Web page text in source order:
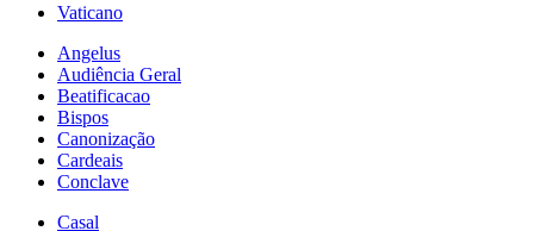
Vaticano
Angelus
Audiência Geral
Beatificacao
Bispos
Canonização
Cardeais
Conclave
Casal